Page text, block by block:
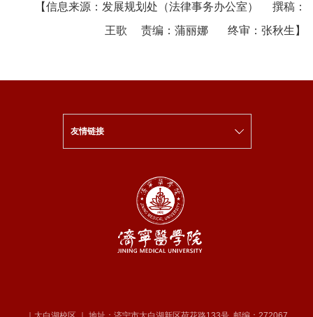
【信息来源：发展规划处（法律事务办公室） 撰稿：
王歌 责编：蒲丽娜 终审：张秋生】
友情链接